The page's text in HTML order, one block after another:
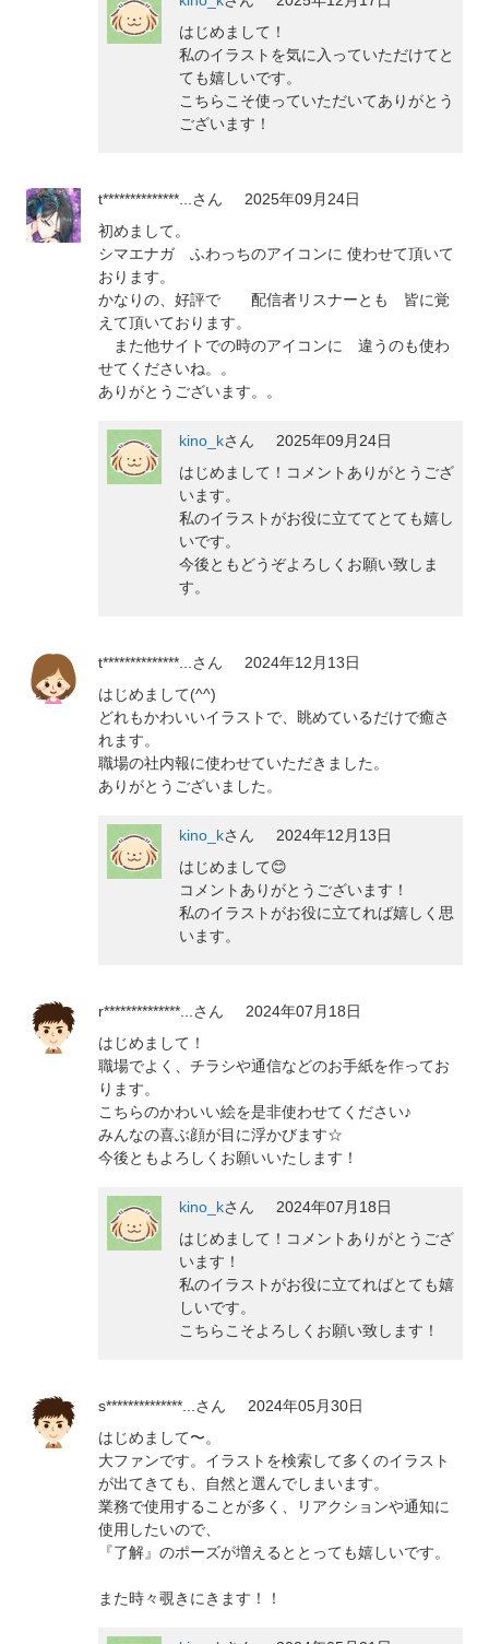
はじめまして！
私のイラストを気に入っていただけてと
ても嬉しいです。
こちらこそ使っていただいてありがとう
ございます！
t**************...さん
2025年09月24日
初めまして。
シマエナガ ふわっちのアイコンに 使わせて頂いて
おります。
かなりの、好評で 配信者リスナーとも 皆に覚
えて頂いております。
また他サイトでの時のアイコンに 違うのも使わ
せてくださいね。。
ありがとうございます。。
kino_kさん
2025年09月24日
はじめまして！コメントありがとうござ
います。
私のイラストがお役に立ててとても嬉し
いです。
今後ともどうぞよろしくお願い致しま
す。
t**************...さん
2024年12月13日
はじめまして(^^)
どれもかわいいイラストで、眺めているだけで癒さ
れます。
職場の社内報に使わせていただきました。
ありがとうございました。
kino_kさん
2024年12月13日
はじめまして😊
コメントありがとうございます！
私のイラストがお役に立てれば嬉しく思
います。
r**************...さん
2024年07月18日
はじめまして！
職場でよく、チラシや通信などのお手紙を作ってお
ります。
こちらのかわいい絵を是非使わせてください♪
みんなの喜ぶ顔が目に浮かびます☆
今後ともよろしくお願いいたします！
kino_kさん
2024年07月18日
はじめまして！コメントありがとうござ
います！
私のイラストがお役に立てればとても嬉
しいです。
こちらこそよろしくお願い致します！
s**************...さん
2024年05月30日
はじめまして〜。
大ファンです。イラストを検索して多くのイラスト
が出てきても、自然と選んでしまいます。
業務で使用することが多く、リアクションや通知に
使用したいので、
『了解』のポーズが増えるととっても嬉しいです。
また時々覗きにきます！！